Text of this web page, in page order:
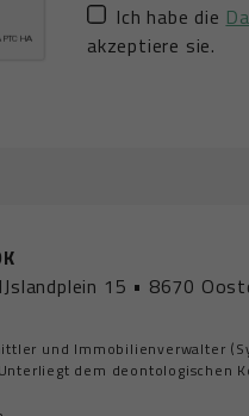
Ich habe die
akzeptiere sie.
IJslandplein 15 • 8670
und Immobilienverwalter
Unterliegt dem deontologischen